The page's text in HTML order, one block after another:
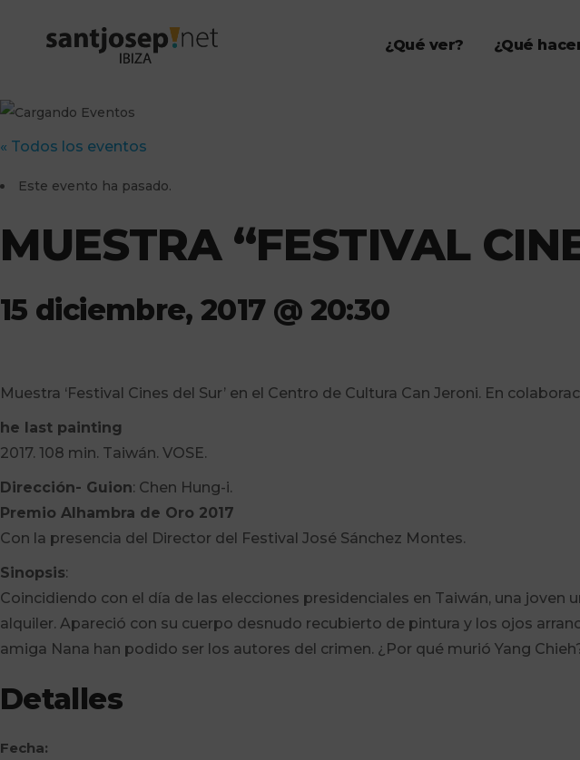
¿Qué ver? ¿Qué
« Todos los eventos
Este evento ha pasado.
MUESTRA “FESTIVAL
15 diciembre, 2017 @ 20:30
Muestra ‘Festival Cines del Sur’ en el Centro de Cultura Can Jeroni. En
he last painting
2017. 108 min. Taiwán. VOSE.
Dirección- Guion: Chen Hung-i.
Premio Alhambra de Oro 2017
Con la presencia del Director del Festival José Sánchez Montes.
Sinopsis:
Coincidiendo con el día de las elecciones presidenciales en Taiwán, una
alquiler. Apareció con su cuerpo desnudo recubierto de pintura y los ojos
amiga Nana han podido ser los autores del crimen. ¿Por qué murió Yang
Detalles
Fecha: